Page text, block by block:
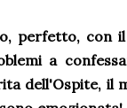
perfetto, con
a
dell'Ospite, il